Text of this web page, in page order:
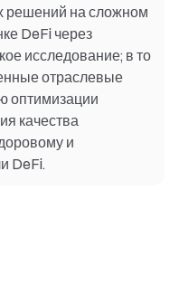
решений на сложном
DeFi через
исследование; в то
отраслевые
оптимизации
качества
и
DeFi.